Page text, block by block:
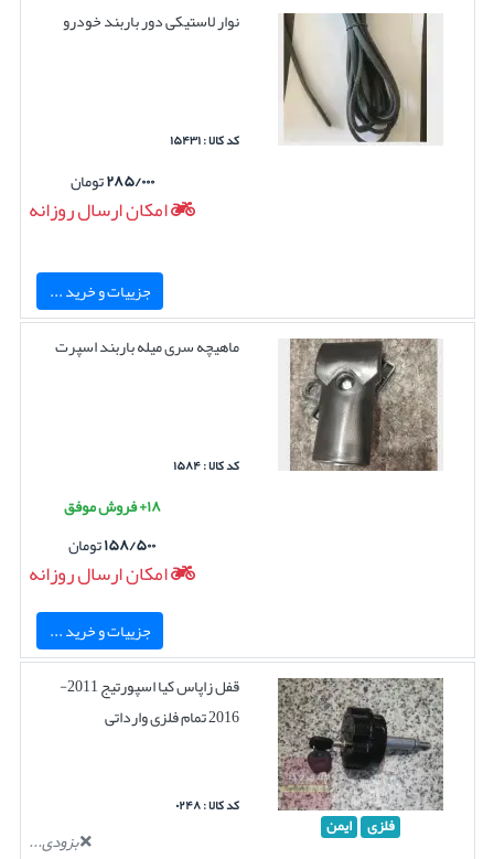
نوار لاستیکی دور باربند خودرو
کد کالا : ۱۵۴۳۱
۲۸۵/۰۰۰تومان
امکان ارسال روزانه
جزییات و خرید ...
ماهیچه سری میله باربند اسپرت
کد کالا : ۱۵۸۴
۱۸+ فروش موفق
۱۵۸/۵۰۰تومان
امکان ارسال روزانه
جزییات و خرید ...
فلزی ایمن
قفل زاپاس کیا اسپورتیج 2011-
2016 تمام فلزی وارداتی
کد کالا : ۰۲۴۸
بزودی...